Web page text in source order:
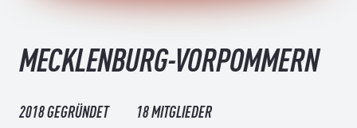
MECKLENBURG-VORPOMMERN
2018 GEGRÜNDET 18 MITGLIEDER